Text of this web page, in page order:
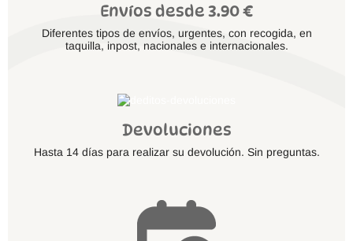
Envíos desde 3.90 €
Diferentes tipos de envíos, urgentes, con recogida, en
taquilla, inpost, nacionales e internacionales.
Devoluciones
Hasta 14 días para realizar su devolución. Sin preguntas.